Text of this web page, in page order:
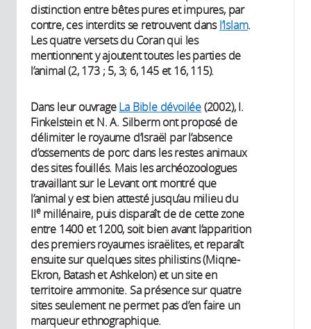
distinction entre bêtes pures et impures, par
contre, ces interdits se retrouvent dansl’Islam.
Les quatre versets du Coran qui les
mentionnent y ajoutent toutes les parties de
l’animal (2, 173 ; 5, 3; 6, 145 et 16, 115).
Dans leur ouvrageLa Bible dévoilée(2002), I.
Finkelstein et N. A. Silberm ont proposé de
délimiter le royaume d’Israël par l’absence
d’ossements de porc dans les restes animaux
des sites fouillés. Mais les archéozoologues
travaillant sur le Levant ont montré que
l’animal y est bien attesté jusqu’au milieu du
IIemillénaire, puis disparaît de de cette zone
entre 1400 et 1200, soit bien avant l’apparition
des premiers royaumes israëlites, et reparaît
ensuite sur quelques sites philistins (Miqne-
Ekron, Batash et Ashkelon) et un site en
territoire ammonite. Sa présence sur quatre
sites seulement ne permet pas d’en faire un
marqueur ethnographique.